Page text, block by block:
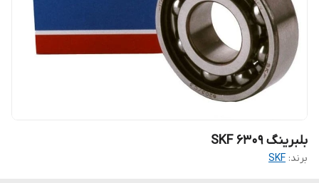
بلبرینگ SKF 6309
برند: SKF